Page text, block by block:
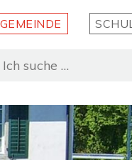
GEMEINDE